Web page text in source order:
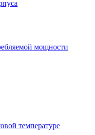
мощности
температуре